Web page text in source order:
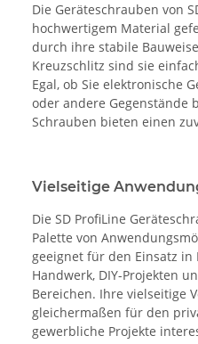
Die Geräteschrauben von
hochwertigem Material
durch ihre stabile
Kreuzschlitz sind sie
Egal, ob Sie elektronische
oder andere Gegenstände
Schrauben bieten einen
Vielseitige
Die SD ProfiLine
Palette von
geeignet für den Einsatz in
Handwerk, DIY-Projekten
Bereichen. Ihre vielseitige
gleichermaßen für den
gewerbliche Projekte